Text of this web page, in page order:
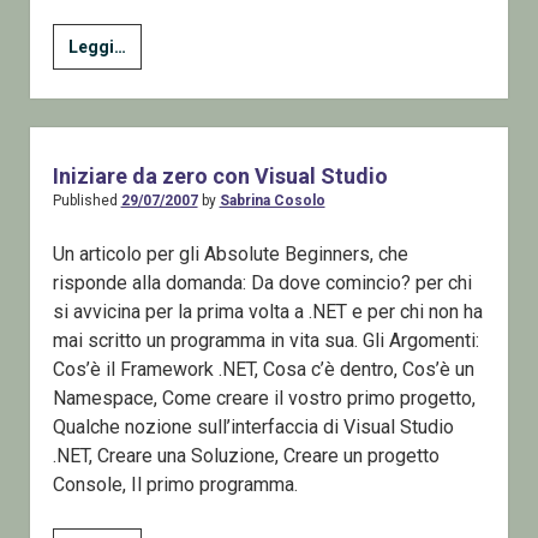
Leggi…
Studio
Disattivare
il
automatico
Controlli
in
Toolbox
Iniziare da zero con Visual Studio
Published 29/07/2007by Sabrina Cosolo
Un articolo per gli Absolute Beginners, che
risponde alla domanda: Da dove comincio? per chi
si avvicina per la prima volta a .NET e per chi non ha
mai scritto un programma in vita sua. Gli Argomenti:
Cos’è il Framework .NET, Cosa c’è dentro, Cos’è un
Namespace, Come creare il vostro primo progetto,
Qualche nozione sull’interfaccia di Visual Studio
.NET, Creare una Soluzione, Creare un progetto
Console, Il primo programma.